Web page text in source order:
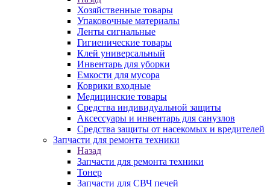
Хозяйственные товары
Упаковочные материалы
Ленты сигнальные
Гигиенические товары
Клей универсальный
Инвентарь для уборки
Емкости для мусора
Коврики входные
Медицинские товары
Средства индивидуальной защиты
Аксессуары и инвентарь для санузлов
Средства защиты от насекомых и вредителей
Запчасти для ремонта техники
Назад
Запчасти для ремонта техники
Тонер
Запчасти для СВЧ печей